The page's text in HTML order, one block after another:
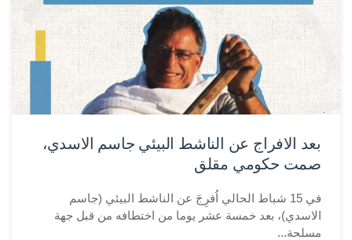
بعد الافراج عن الناشط البيئي جاسم الاسدي،
صمت حكومي مقلق
في 15 شباط الحالي اُفرِجَ عن الناشط البيئي (جاسم
الاسدي)، بعد خمسة عشر يوما من اختطافه من قبل جهة
مسلحة...